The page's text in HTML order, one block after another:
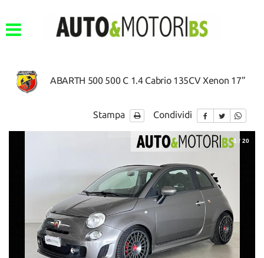
ABARTH 500 500 C 1.4 Cabrio 135CV Xenon 17”
Stampa Condividi
1 / 20